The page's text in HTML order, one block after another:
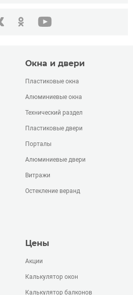
одноклассники youtube
Окна и двери
Пластиковые окна
Алюминиевые окна
Технический раздел
Пластиковые двери
Порталы
Алюминиевые двери
Витражи
Остекление веранд
Цены
Акции
Калькулятор окон
Калькулятор балконов